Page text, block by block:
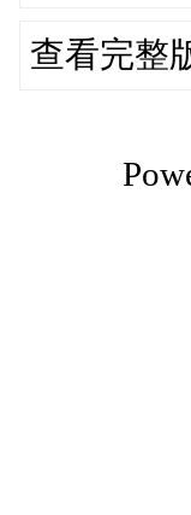
查看完整